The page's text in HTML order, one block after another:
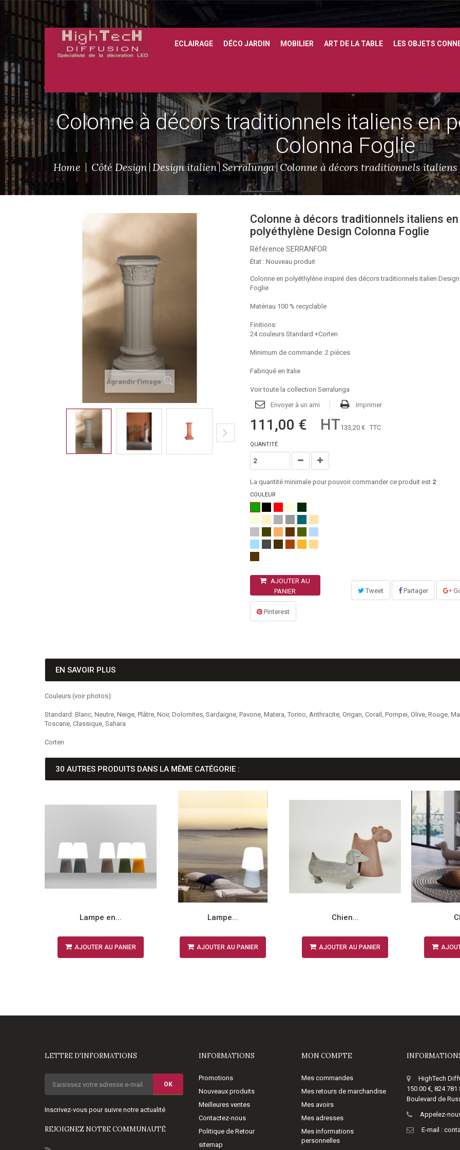
ECLAIRAGE DÉCO JARDIN MOBILIER ART DE LA TABLE LES OBJETS
Colonne à décors traditionnels italiens en
Colonna Foglie
Home Côté Design Design italien Serralunga Colonne à décors traditionnels
Agrandir l'image
Colonne à décors traditionnels italiens en
polyéthylène Design Colonna Foglie
Référence SERRANFOR
État : Nouveau produit
Colonne en polyéthylène inspiré des décors traditionnels italien
Foglie
Matériau 100 % recyclable
Finitions:
24 couleurs Standard +Corten
Minimum de commande: 2 pièces
Fabriqué en Italie
Voir toute la collection Serralunga
Envoyer à un ami
Imprimer
111,00 € HT133,20 €TTC
QUANTITÉ
La quantité minimale pour pouvoir commander ce produit est 2
COULEUR
AJOUTER AU
PANIER
Tweet Partager
Pinterest
EN SAVOIR PLUS
Couleurs (voir photos):
Standard: Blanc, Neutre, Neige, Plâtre, Noir, Dolomites, Sardaigne, Pavone, Matera, Torino, Anthracite, Origan, Corail, Pompei, Olive, Rouge,
Toscane, Classique, Sahara
Corten
30 AUTRES PRODUITS DANS LA MÊME CATÉGORIE :
Lampe en...
AJOUTER AU PANIER
Lampe...
AJOUTER AU PANIER
Chien...
AJOUTER AU PANIER
LETTRE D'INFORMATIONS
OK
Inscrivez-vous pour suivre notre actualité
REJOIGNEZ NOTRE COMMUNAUTÉ
INFORMATIONS
Promotions
Nouveaux produits
Meilleures ventes
Contactez-nous
Politique de Retour
sitemap
MON COMPTE
Mes commandes
Mes retours de marchandise
Mes avoirs
Mes adresses
Mes informations
personnelles
HighTech
150.00 €, 824 781
Boulevard de
Appelez-
E-mail :